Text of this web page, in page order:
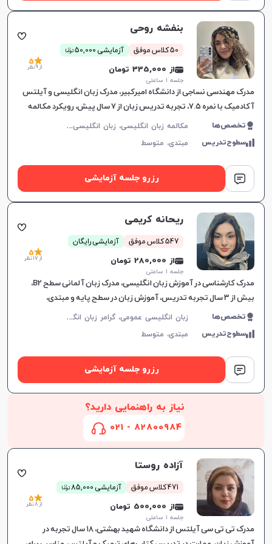
بنفشه روحی
50 کلاس موفق آزمایشی 50,000 توما
ن
از 335,000 تومان
جلسه ۱ ساعتی
5
از 9 نظر
مدرک مهندسی نساجی از دانشگاه امیرکبیر، مدرک زبان انگلیسی و آیلتس
آکادمیک با نمره ۷.۵، تجربه تدریس زبان از ۷ سال پیش، رویکرد مکالمه
محور در آموزش
تخصص‌ها م
کالمه زبان انگلیسی، زبان انگلیسی عمومی، گرامر زبان انگلیسی، زبان انگلیسی تجاری، زبان انگلیسی آمریکایی، زبان انگلیسی هفتم دبیرستان، زبان انگلیسی هشتم دبیرستان، زبان انگلیسی نهم دبیرستان، زبان انگلیسی دهم دبیرستان، زبان انگلیسی یازدهم دبیرستان، زبان انگلیسی دوازدهم دبیرستان، زبان انگلیسی کودکان، آیلتس، تافل
سطوح‌تدریس مبتدی، متوسط
رزرو جلسه آزمایشی
ریحانه کریمی
547 کلاس موفق آزمایشی رایگان
از 280,000 تومان
جلسه ۱ ساعتی
5
از 17 نظر
مدرک کارشناسی در آموزش زبان انگلیسی، مدرک زبان آلمانی سطح B2،
بیش از 3 سال تجربه تدریس، آموزش زبان در سطح پایه و مبتدی،
انعطاف‌پذیری در زمان‌بندی کلاس‌ها، ایجاد اعتماد به نفس و
تخصص‌ها ز
بان انگلیسی عمومی، گرامر زبان انگلیسی، زبان انگلیسی کنکور سراسری، زبان انگلیسی کنکور کاردانی، زبان انگلیسی هفتم دبیرستان، زبان انگلیسی هشتم دبیرستان، زبان انگلیسی نهم دبیرستان، زبان انگلیسی دهم دبیرستان، زبان انگلیسی یازدهم دبیرستان، زبان انگلیسی دوازدهم دبیرستان، مکالمه زبان انگلیسی، زبان انگلیسی آمریکایی، زبان انگلیسی کودکان، آیلتس، تافل، پی تی ای، زبان انگلیسی کنکور ارشد، زبان انگلیسی کنکور دکتری
سطوح‌تدریس مبتدی، متوسط
رزرو جلسه آزمایشی
نیاز به راهنمایی دارید؟
82800984 - 021
آزاده روستا
471 کلاس موفق آزمایشی 85,000 توما
ن
از 500,000 تومان
جلسه ۱ ساعتی
5
از 8 نظر
مدرک تی تی سی آیلتس از دانشگاه شهید بهشتی، ۱۸ سال تجربه در